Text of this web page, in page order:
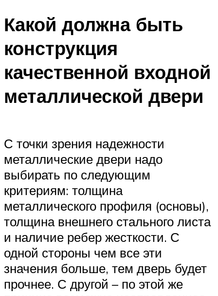
Какой должна быть
конструкция
качественной входной
металлической двери
С точки зрения надежности
металлические двери надо
выбирать по следующим
критериям: толщина
металлического профиля (основы),
толщина внешнего стального листа
и наличие ребер жесткости. С
одной стороны чем все эти
значения больше, тем дверь будет
прочнее. С другой – по этой же